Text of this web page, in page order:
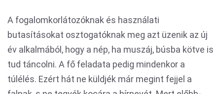
A fogalomkorlátozóknak és használati
butasításokat osztogatóknak meg azt üzenik az új
év alkalmából, hogy a nép, ha muszáj, búsba kötve is
tud táncolni. A fő feladata pedig mindenkor a
túlélés. Ezért hát ne küldjék már megint fejjel a